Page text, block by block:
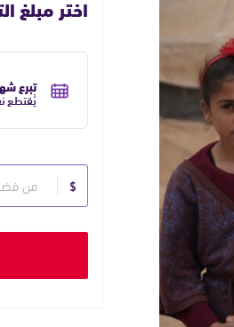
اختر مبلغ
حدد
تكرار
التبرع
تبرع
يُقتطع
حدد
مبلغ
التبرع
$